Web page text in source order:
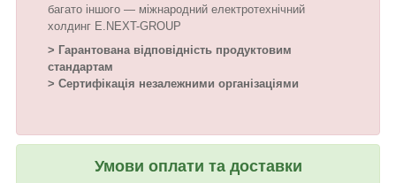
багато іншого — міжнародний електротехнічний
холдинг E.NEXT-GROUP
> Гарантована відповідність продуктовим
стандартам
> Сертифікація незалежними організаціями
Умови оплати та доставки